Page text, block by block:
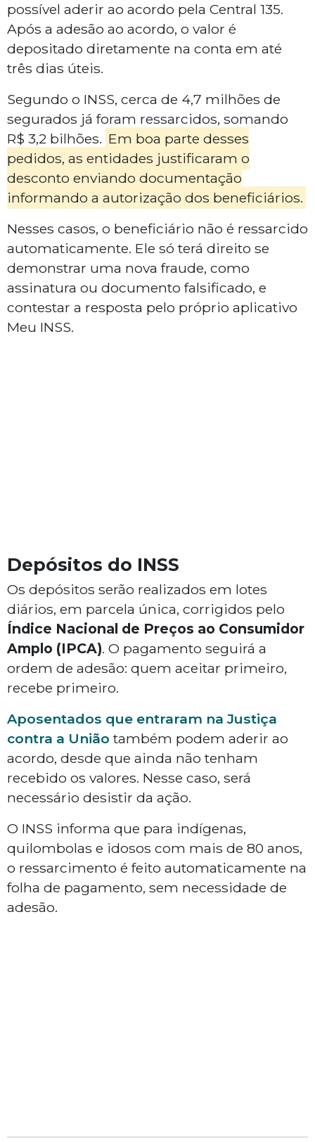
possível aderir ao acordo pela Central 135.
Após a adesão ao acordo, o valor é
depositado diretamente na conta em até
três dias úteis.
Segundo o INSS, cerca de 4,7 milhões de
segurados já foram ressarcidos, somando
R$ 3,2 bilhões. Em boa parte desses
pedidos, as entidades justificaram o
desconto enviando documentação
informando a autorização dos beneficiários.
Nesses casos, o beneficiário não é ressarcido
automaticamente. Ele só terá direito se
demonstrar uma nova fraude, como
assinatura ou documento falsificado, e
contestar a resposta pelo próprio aplicativo
Meu INSS.
Depósitos do INSS
Os depósitos serão realizados em lotes
diários, em parcela única, corrigidos pelo
Índice Nacional de Preços ao Consumidor
Amplo (IPCA). O pagamento seguirá a
ordem de adesão: quem aceitar primeiro,
recebe primeiro.
Aposentados que entraram na Justiça
contra a União também podem aderir ao
acordo, desde que ainda não tenham
recebido os valores. Nesse caso, será
necessário desistir da ação.
O INSS informa que para indígenas,
quilombolas e idosos com mais de 80 anos,
o ressarcimento é feito automaticamente na
folha de pagamento, sem necessidade de
adesão.